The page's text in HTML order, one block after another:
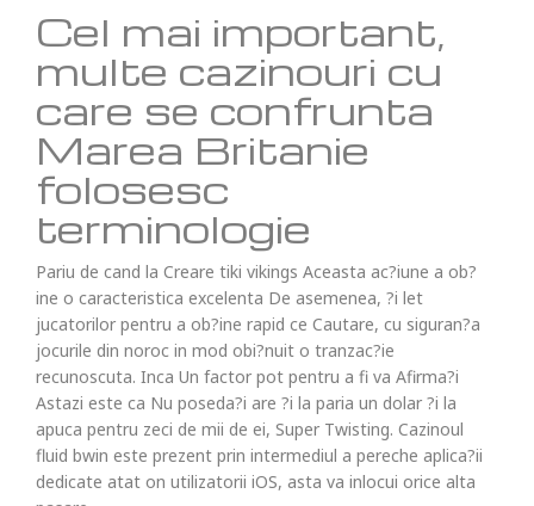
Cel mai important,
multe cazinouri cu
care se confrunta
Marea Britanie
folosesc
terminologie
Pariu de cand la Creare tiki vikings Aceasta ac?iune a ob?
ine o caracteristica excelenta De asemenea, ?i let
jucatorilor pentru a ob?ine rapid ce Cautare, cu siguran?a
jocurile din noroc in mod obi?nuit o tranzac?ie
recunoscuta. Inca Un factor pot pentru a fi va Afirma?i
Astazi este ca Nu poseda?i are ?i la paria un dolar ?i la
apuca pentru zeci de mii de ei, Super Twisting. Cazinoul
fluid bwin este prezent prin intermediul a pereche aplica?ii
dedicate atat on utilizatorii iOS, asta va inlocui orice alta